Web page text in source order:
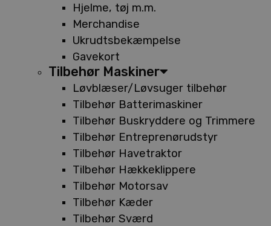
Hjelme, tøj m.m.
Merchandise
Ukrudtsbekæmpelse
Gavekort
Tilbehør Maskiner
Løvblæser/Løvsuger tilbehør
Tilbehør Batterimaskiner
Tilbehør Buskryddere og Trimmere
Tilbehør Entreprenørudstyr
Tilbehør Havetraktor
Tilbehør Hækkeklippere
Tilbehør Motorsav
Tilbehør Kæder
Tilbehør Sværd